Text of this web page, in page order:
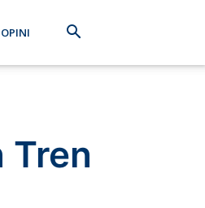
OPINI
Tren